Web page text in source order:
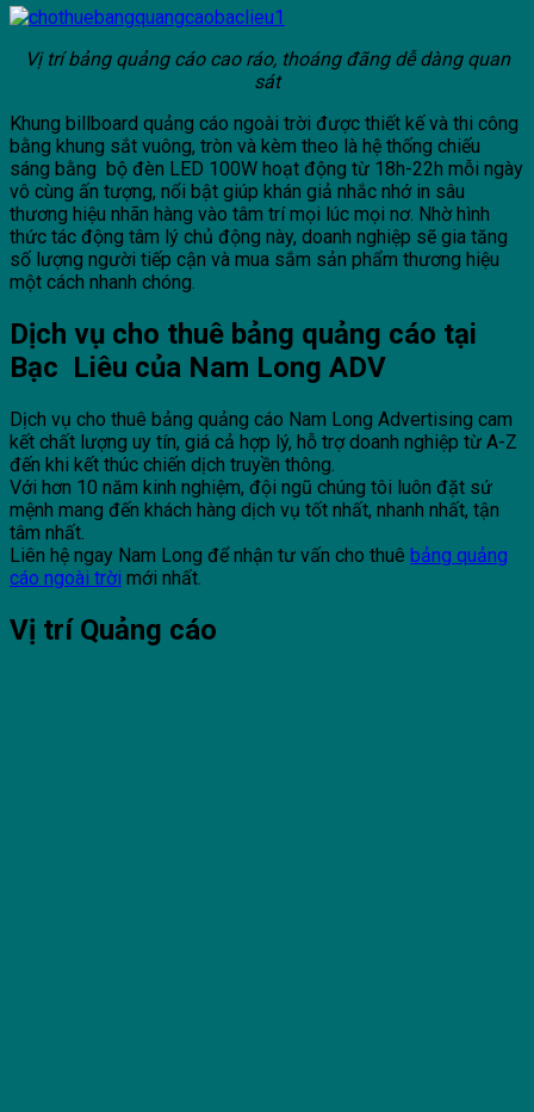
Vị trí bảng quảng cáo cao ráo, thoáng đãng dễ dàng quan
sát
Khung billboard quảng cáo ngoài trời được thiết kế và thi công
bằng khung sắt vuông, tròn và kèm theo là hệ thống chiếu
sáng bằng bộ đèn LED 100W hoạt động từ 18h-22h mỗi ngày
vô cùng ấn tượng, nổi bật giúp khán giả nhắc nhớ in sâu
thương hiệu nhãn hàng vào tâm trí mọi lúc mọi nơ. Nhờ hình
thức tác động tâm lý chủ động này, doanh nghiệp sẽ gia tăng
số lượng người tiếp cận và mua sắm sản phẩm thương hiệu
một cách nhanh chóng.
Dịch vụ cho thuê bảng quảng cáo tại
Bạc Liêu của Nam Long ADV
Dịch vụ cho thuê bảng quảng cáo Nam Long Advertising cam
kết chất lượng uy tín, giá cả hợp lý, hỗ trợ doanh nghiệp từ A-Z
đến khi kết thúc chiến dịch truyền thông.
Với hơn 10 năm kinh nghiệm, đội ngũ chúng tôi luôn đặt sứ
mệnh mang đến khách hàng dịch vụ tốt nhất, nhanh nhất, tận
tâm nhất.
Liên hệ ngay Nam Long để nhận tư vấn cho thuê bảng quảng
cáo ngoài trời mới nhất.
Vị trí Quảng cáo